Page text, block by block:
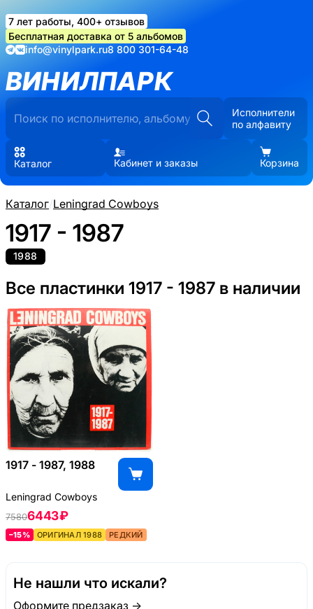
7 лет работы, 400+ отзывов
Бесплатная доставка от 5 альбомов
info@vinylpark.ru8 800 301-64-48
ВИНИЛПАРК
Исполнители
по алфавиту
Каталог Кабинет и заказы Корзина
Каталог/Leningrad Cowboys
1917 - 1987
1988
Все пластинки 1917 - 1987 в наличии
1917 - 1987, 1988
Leningrad Cowboys
75806443 ₽
–15% ОРИГИНАЛ 1988 РЕДКИЙ
Не нашли что искали?
Оформите предзаказ →